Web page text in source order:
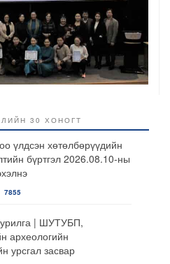
30 ХОНОГТ
үлдсэн хөтөлбөрүүдийн
бүртгэл 2026.08.10-ны
7855
| ШУТУБП,
археологийн
урсгал засвар